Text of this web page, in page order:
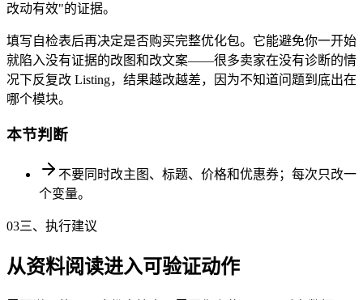
改动有效"的证据。
填写自检表后再决定是否购买完整优化包。它能避免你一开始
就陷入没有证据的改图和改文案——很多卖家在没有诊断的情
况下反复改 Listing，结果越改越差，因为不知道问题到底出在
哪个模块。
本节判断
不要同时改主图、标题、价格和优惠券；每次只改一
个变量。
03三、执行建议
从资料阅读进入可验证动作